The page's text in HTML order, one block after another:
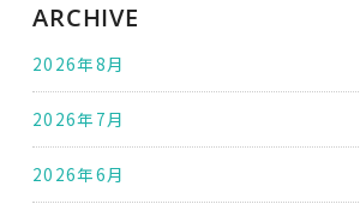
ARCHIVE
2026年8月
2026年7月
2026年6月